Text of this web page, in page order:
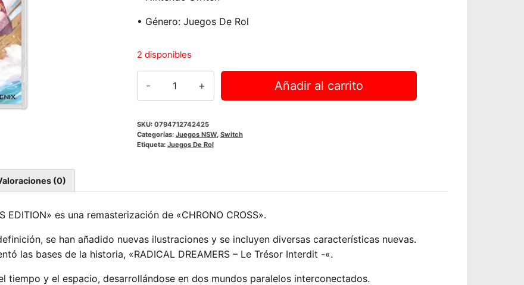
• Género: Juegos De Rol
2 disponibles
RADICAL
DREAMERS
EDITION
Añadir al carrito
SKU: 0794712742425
Categorías: Juegos NSW, Switch
Etiqueta: Juegos De Rol
(0)
EDITION» es una remasterización de «CHRONO CROSS».
se han añadido nuevas ilustraciones y se incluyen diversas características nuevas.
las bases de la historia, «RADICAL DREAMERS – Le Trésor Interdit -«.
tiempo y el espacio, desarrollándose en dos mundos paralelos interconectados.